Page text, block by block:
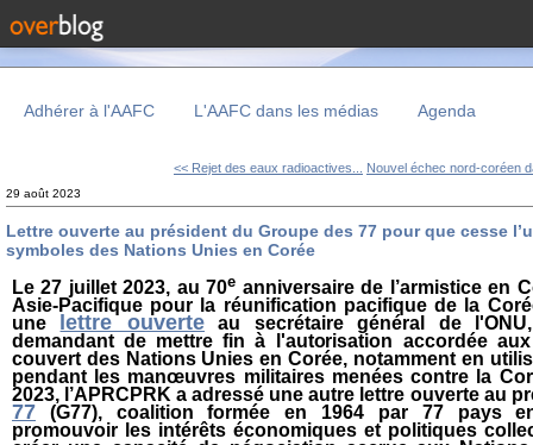
Adhérer à l'AAFC L'AAFC dans les médias Agenda
<< Rejet des eaux radioactives... Nouvel échec nord-coréen
29 août 2023
Lettre ouverte au président du Groupe des 77 pour que cesse
symboles des Nations Unies en Corée
Le 27 juillet 2023, au 70e anniversaire de l’armistice en
Asie-Pacifique pour la réunification pacifique de la
une lettre ouverte au secrétaire général de
demandant de mettre fin à l'autorisation accordée
couvert des Nations Unies en Corée, notamment en
pendant les manœuvres militaires menées contre la
2023, l’APRCPRK a adressé une autre lettre ouverte au
77 (G77),
coalition formée en 1964 par 77 pays
promouvoir les intérêts économiques et politiques